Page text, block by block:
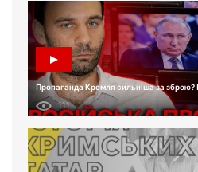
Пропаганда Кремля сильніша за
111